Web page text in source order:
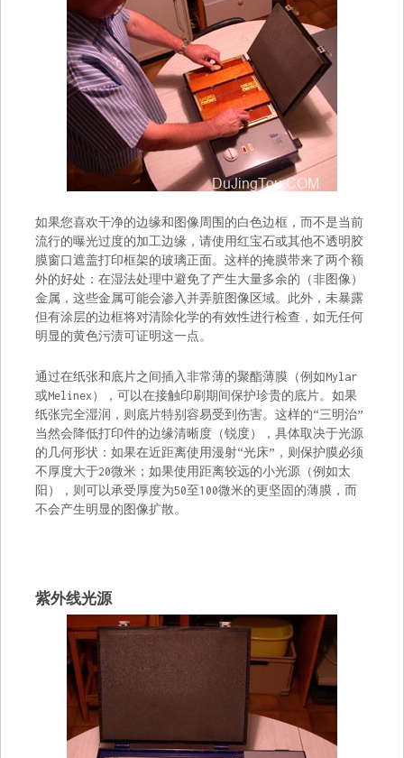
如果您喜欢干净的边缘和图像周围的白色边框，而不是当前
流行的曝光过度的加工边缘，请使用红宝石或其他不透明胶
膜窗口遮盖打印框架的玻璃正面。这样的掩膜带来了两个额
外的好处：在湿法处理中避免了产生大量多余的（非图像）
金属，这些金属可能会渗入并弄脏图像区域。此外，未暴露
但有涂层的边框将对清除化学的有效性进行检查，如无任何
明显的黄色污渍可证明这一点。
通过在纸张和底片之间插入非常薄的聚酯薄膜（例如Mylar
或Melinex），可以在接触印刷期间保护珍贵的底片。如果
纸张完全湿润，则底片特别容易受到伤害。这样的“三明治”
当然会降低打印件的边缘清晰度（锐度），具体取决于光源
的几何形状：如果在近距离使用漫射“光床”，则保护膜必须
不厚度大于20微米；如果使用距离较远的小光源（例如太
阳），则可以承受厚度为50至100微米的更坚固的薄膜，而
不会产生明显的图像扩散。
紫外线光源